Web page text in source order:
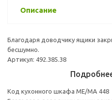
Описание
Благодаря доводчику ящики
бесшумно.
Артикул: 492.385.38
Код кухонного шкафа ME/MA 448